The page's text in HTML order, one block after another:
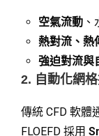
空氣流動
熱對流、熱
強迫對流與
2. 自動化網
傳統 CFD 軟體
FLOEFD 採用